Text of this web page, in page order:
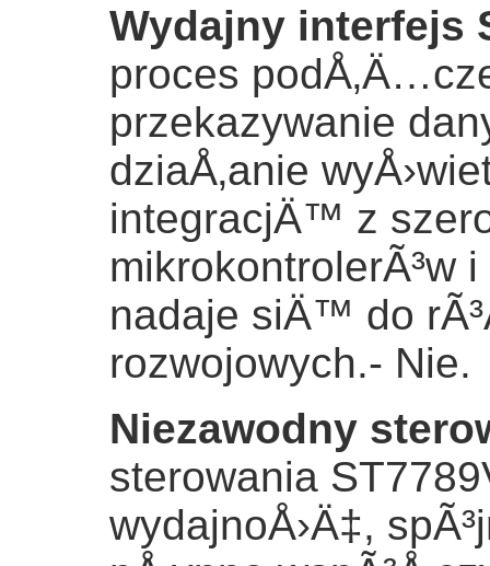
Wydajny interfejs
proces
przekazywanie
dziaÅ‚anie
integracjÄ™ z
mikrokontrolerÃ³w
nadaje siÄ™ do
rozwojowych.- Nie.
Niezawodny
sterowania
wydajnoÅ›Ä‡,